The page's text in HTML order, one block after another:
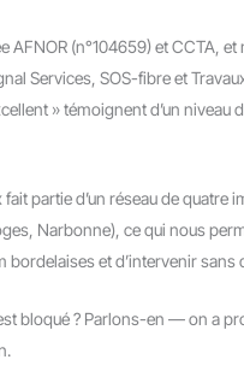
AFNOR (n°104659) et CCTA,
Services, SOS-fibre et
» témoignent d’un niveau
partie d’un réseau de quatre
Narbonne), ce qui nous
et d’intervenir sans
bloqué ? Parlons-en — on a